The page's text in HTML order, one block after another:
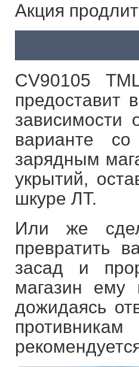
Акция
CV90105
предоставит
зависимости
варианте
зарядным
укрытий,
шкуре ЛТ.
Или же
превратить
засад и
магазин
дожидаясь